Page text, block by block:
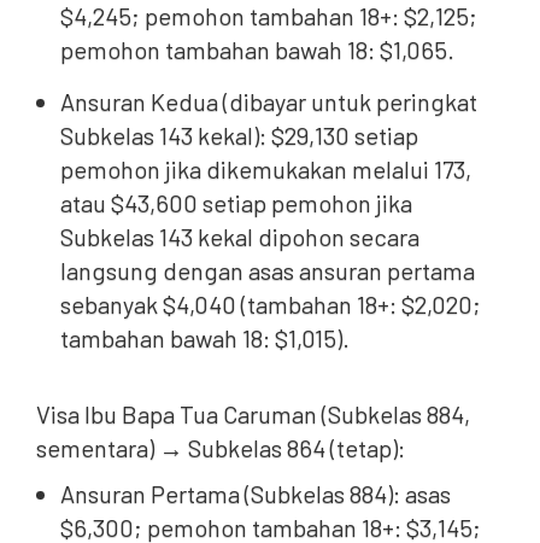
$4,245; pemohon tambahan 18+: $2,125;
pemohon tambahan bawah 18: $1,065.
Ansuran Kedua (dibayar untuk peringkat
Subkelas 143 kekal): $29,130 ​​setiap
pemohon jika dikemukakan melalui 173,
atau $43,600 setiap pemohon jika
Subkelas 143 kekal dipohon secara
langsung dengan asas ansuran pertama
sebanyak $4,040 (tambahan 18+: $2,020;
tambahan bawah 18: $1,015).
Visa Ibu Bapa Tua Caruman (Subkelas 884,
sementara) → Subkelas 864 (tetap):
Ansuran Pertama (Subkelas 884): asas
$6,300; pemohon tambahan 18+: $3,145;